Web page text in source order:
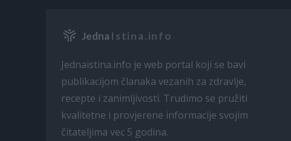
Jedna Istina.info
Jednaistina.info je web portal koji se bavi
publikacijom članaka vezanih za zdravlje,
recepte i zanimljivosti. Trudimo se pružiti
kvalitetne i provjerene informacije svojim
čitateljima vec 5 godina.